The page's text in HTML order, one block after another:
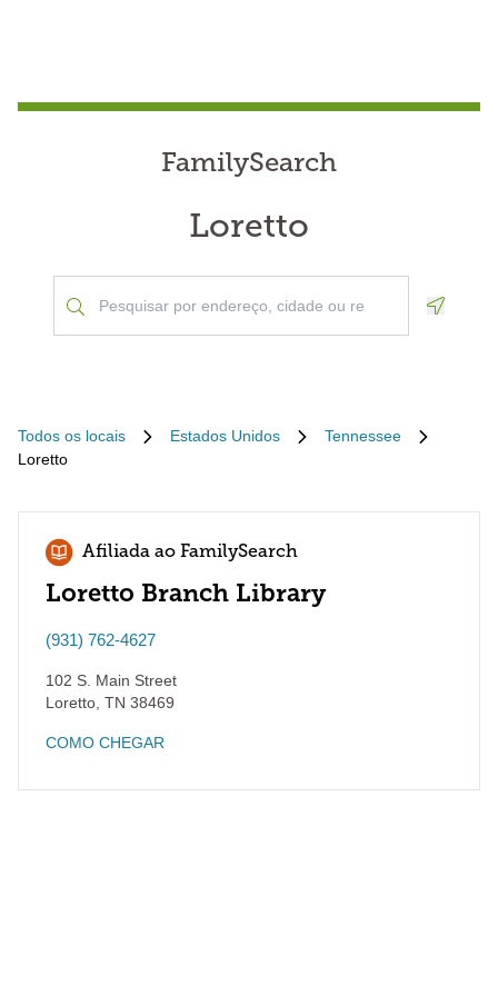
FamilySearch
Loretto
Todos os locais Estados Unidos
Tennessee
Loretto
Afiliada ao FamilySearch
Loretto Branch Library
(931) 762-4627
102 S. Main Street
Loretto TN 38469
COMO CHEGAR